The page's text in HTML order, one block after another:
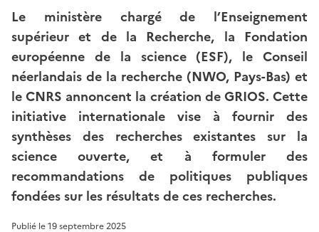
Le ministère chargé de l’Enseignement
supérieur et de la Recherche, la Fondation
européenne de la science (ESF), le Conseil
néerlandais de la recherche (NWO, Pays-Bas) et
le CNRS annoncent la création de GRIOS. Cette
initiative internationale vise à fournir des
synthèses des recherches existantes sur la
science ouverte, et à formuler des
recommandations de politiques publiques
fondées sur les résultats de ces recherches.
Publié le19 septembre 2025